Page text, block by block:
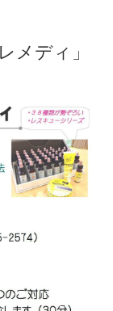
メディ」